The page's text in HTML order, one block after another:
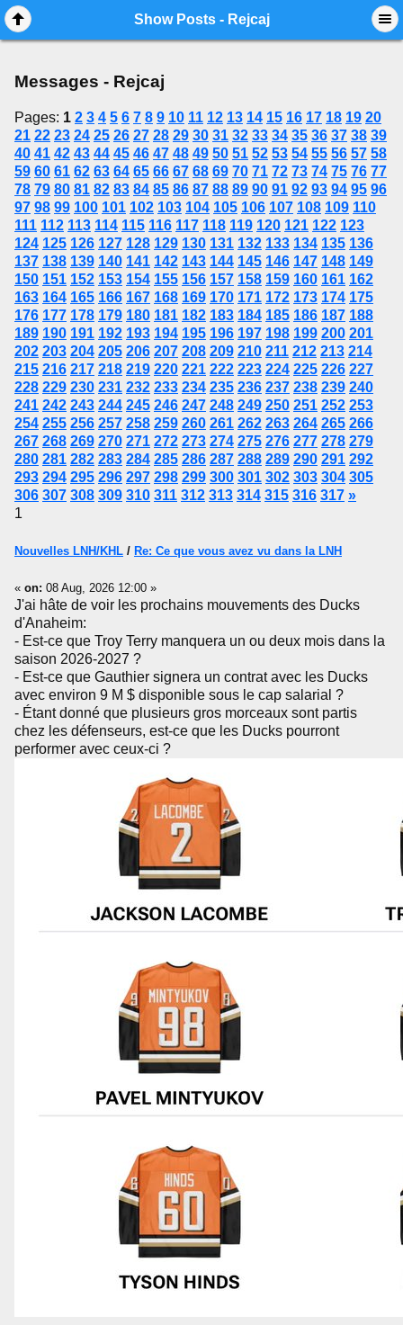
Show Posts - Rejcaj
Messages - Rejcaj
Pages: 1 2 3 4 5 6 7 8 9 10 11 12 13 14 15 16 17 18 19 20
21 22 23 24 25 26 27 28 29 30 31 32 33 34 35 36 37 38 39
40 41 42 43 44 45 46 47 48 49 50 51 52 53 54 55 56 57 58
59 60 61 62 63 64 65 66 67 68 69 70 71 72 73 74 75 76 77
78 79 80 81 82 83 84 85 86 87 88 89 90 91 92 93 94 95 96
97 98 99 100 101 102 103 104 105 106 107 108 109 110
111 112 113 114 115 116 117 118 119 120 121 122 123
124 125 126 127 128 129 130 131 132 133 134 135 136
137 138 139 140 141 142 143 144 145 146 147 148 149
150 151 152 153 154 155 156 157 158 159 160 161 162
163 164 165 166 167 168 169 170 171 172 173 174 175
176 177 178 179 180 181 182 183 184 185 186 187 188
189 190 191 192 193 194 195 196 197 198 199 200 201
202 203 204 205 206 207 208 209 210 211 212 213 214
215 216 217 218 219 220 221 222 223 224 225 226 227
228 229 230 231 232 233 234 235 236 237 238 239 240
241 242 243 244 245 246 247 248 249 250 251 252 253
254 255 256 257 258 259 260 261 262 263 264 265 266
267 268 269 270 271 272 273 274 275 276 277 278 279
280 281 282 283 284 285 286 287 288 289 290 291 292
293 294 295 296 297 298 299 300 301 302 303 304 305
306 307 308 309 310 311 312 313 314 315 316 317 »
1
Nouvelles LNH/KHL / Re: Ce que vous avez vu dans la LNH
« on: 08 Aug, 2026 12:00 »
J'ai hâte de voir les prochains mouvements des Ducks
d'Anaheim:
- Est-ce que Troy Terry manquera un ou deux mois dans la
saison 2026-2027 ?
- Est-ce que Gauthier signera un contrat avec les Ducks
avec environ 9 M $ disponible sous le cap salarial ?
- Étant donné que plusieurs gros morceaux sont partis
chez les défenseurs, est-ce que les Ducks pourront
performer avec ceux-ci ?